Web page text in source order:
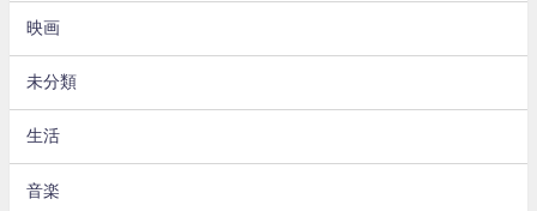
映画
未分類
生活
音楽